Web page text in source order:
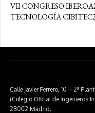
VII CONGRESO
TECNOLOGÍA
Calle Javier Ferrero, 10 – 2ª
(Colegio Oficial de Ingenieros
28002 Madrid.